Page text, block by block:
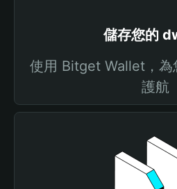
儲存您的
使用 Bitget Wallet，
護航